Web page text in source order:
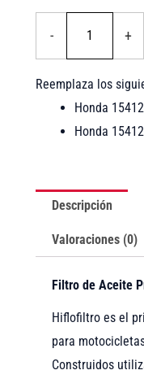
-
HIFLOFILTRO
-
HF113
+
Reemplaza los
Honda
Honda
Descripción
Valoraciones (0)
Filtro de Aceite
Hiflofiltro es el
para
Construidos